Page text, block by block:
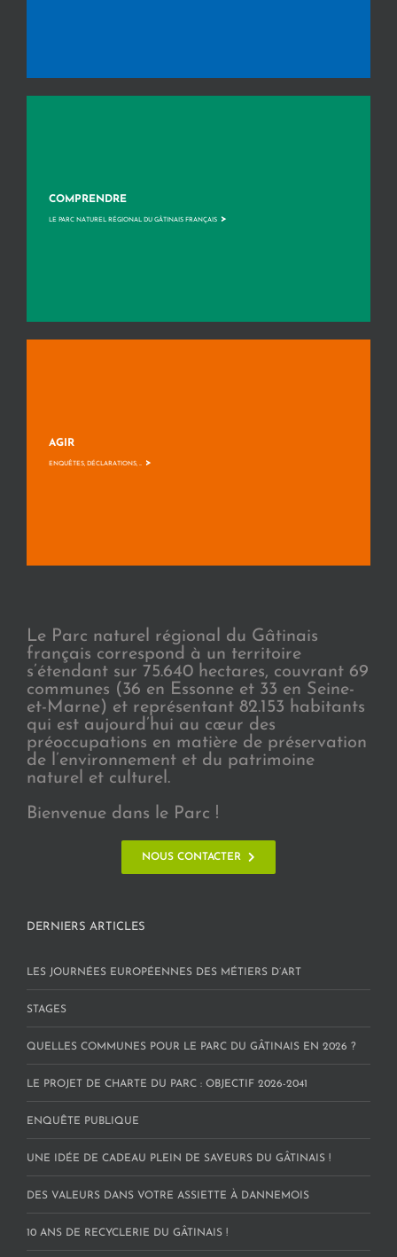
COMPRENDRE
LE PARC NATUREL RÉGIONAL DU GÂTINAIS FRANÇAIS >
AGIR
ENQUÊTES, DÉCLARATIONS, ... >
Le Parc naturel régional du Gâtinais
français correspond à un territoire
s’étendant sur 75.640 hectares, couvrant 69
communes (36 en Essonne et 33 en Seine-
et-Marne) et représentant 82.153 habitants
qui est aujourd’hui au cœur des
préoccupations en matière de préservation
de l’environnement et du patrimoine
naturel et culturel.
Bienvenue dans le Parc !
NOUS CONTACTER
DERNIERS ARTICLES
LES JOURNÉES EUROPÉENNES DES MÉTIERS D’ART
STAGES
QUELLES COMMUNES POUR LE PARC DU GÂTINAIS EN 2026 ?
LE PROJET DE CHARTE DU PARC : OBJECTIF 2026-2041
ENQUÊTE PUBLIQUE
UNE IDÉE DE CADEAU PLEIN DE SAVEURS DU GÂTINAIS !
DES VALEURS DANS VOTRE ASSIETTE À DANNEMOIS
10 ANS DE RECYCLERIE DU GÂTINAIS !